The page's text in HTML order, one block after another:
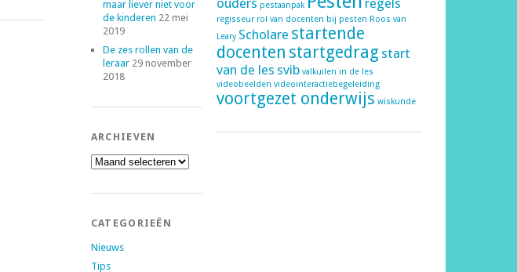
maar liever niet voor
de kinderen 22 mei
2019
De zes rollen van de
leraar 29 november
2018
ARCHIEVEN
Archieven
CATEGORIEËN
Nieuws
Tips
ouders pestaanpak regels
regisseur rol van docenten bij pesten Roos van
Leary Scholare startende
docenten startgedrag start
van de les svib valkuilen in de les
videobeelden videointeractiebegeleiding
voortgezet onderwijs wiskunde